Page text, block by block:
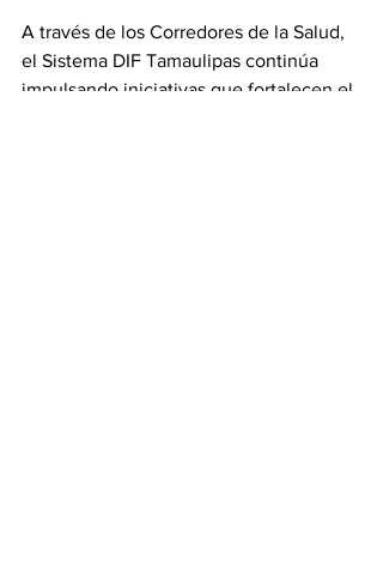
A través de los Corredores de la Salud,
el Sistema DIF Tamaulipas continúa
impulsando iniciativas que fortalecen el